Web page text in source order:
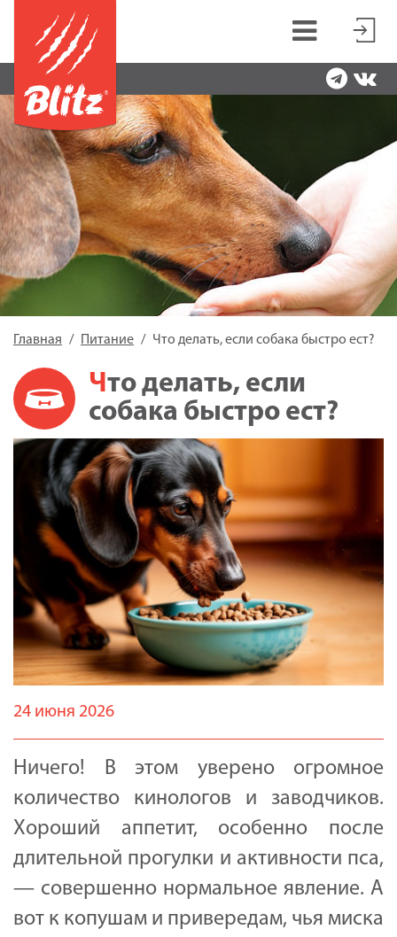
Главная Питание Что делать, если собака быстро ест?
Что делать, если
собака быстро ест?
24 июня 2026
Ничего! В этом уверено огромное
количество кинологов и заводчиков.
Хороший аппетит, особенно после
длительной прогулки и активности пса,
— совершенно нормальное явление. А
вот к копушам и привередам, чья миска